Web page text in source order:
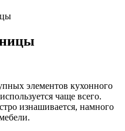
элементов кухонного
чаще всего.
изнашивается, намного